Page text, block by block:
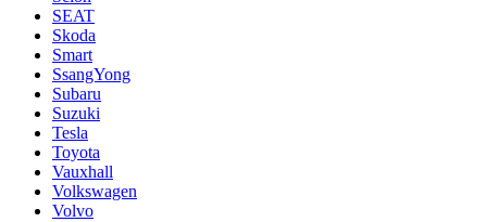
SEAT
Skoda
Smart
SsangYong
Subaru
Suzuki
Tesla
Toyota
Vauxhall
Volkswagen
Volvo